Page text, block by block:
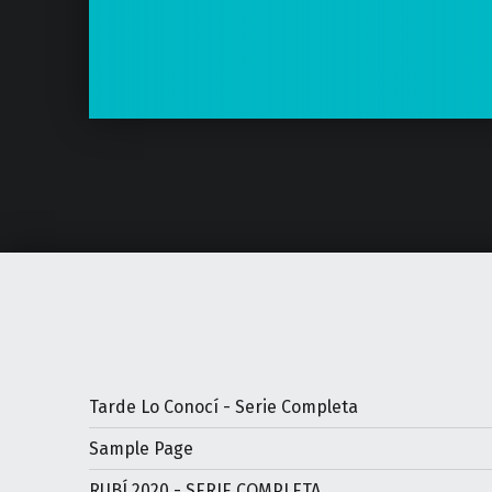
Tarde Lo Conocí - Serie Completa
Sample Page